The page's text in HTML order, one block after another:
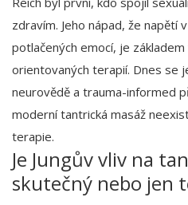
zdravím. Jeho nápad, že napětí
potlačených emocí, je
orientovaných terapií. Dnes se
neurovědě a trauma-informed
moderní tantrická masáž
terapie.
Je Jungův vliv na
skutečný nebo jen